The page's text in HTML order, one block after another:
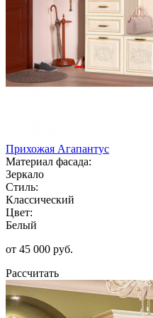
Прихожая Агапантус
Материал фасада:
Зеркало
Стиль:
Классический
Цвет:
Белый
от 45 000 руб.
Рассчитать